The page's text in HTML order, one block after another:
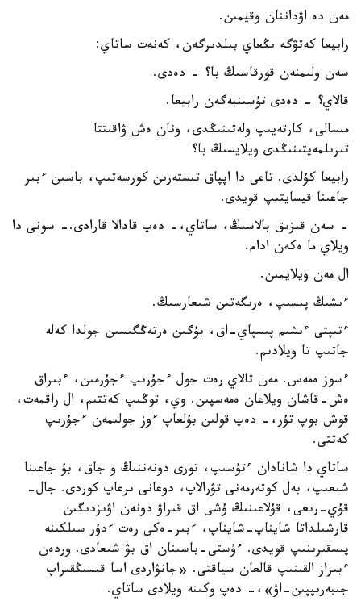
مەن دە اۋداننان وقيمىن.
رابيعا كەتۋگە ىڭعاي بىلدىرگەن، كەنەت ساتاي:
سەن ولىمنەن قورقاسىڭ با؟ - دەدى.
قالاي؟ - دەدى تۇسىنبەگەن رابيعا.
مىسالى، كارتەيىپ ولەتىنىڭدى، ونان ەش ۋاقىتتا
تىرىلمەيتىنىڭدى ويلايسىڭ با؟
رابيعا كۇلدى. تاعى دا اپپاق تىستەرىن كورسەتىپ، باسىن ءبىر
جاعىنا قيسايتىپ قويدى.
- سەن قىزىق بالاسىڭ، ساتاي،- دەپ قادالا قارادى.- سونى دا
ويلاي ما ەكەن ادام.
ال مەن ويلايمىن.
ءىشىڭ پىسىپ، ەرىگەتىن شىعارسىڭ.
ءتىپتى ءىشىم پىسپاي-اق، بۇگىن ەرتەڭگىسىن جولدا كەلە
جاتىپ تا ويلادىم.
ءسوز ەمەس. مەن تالاي رەت جول ءجۇرىپ ءجۇرمىن، ءبىراق
ەش-قاشان ويلاعان ەمەسپىن. وي، توڭىپ كەتتىم، ال راقمەت،
قوش بوپ تۇر،- دەپ قولىن بۇلعاپ ءوز جولىمەن ءجۇرىپ
كەتتى.
ساتاي دا شانادان ءتۇسىپ، تورى دونەننىڭ و جاق، بۇ جاعىنا
شىعىپ، بەل كوتەرمەنى تۋرالاپ، دوعانى ىرعاپ كوردى. جال-
قۇي-رىعى، قۇلاعىنىڭ ۇشى اق قىراۋ دونەن اۋىزدىگىن
قارشىلداتا شايناپ-شايناپ، ءبىر-ەكى رەت ءدۇر سىلكىنە
پىسقىرىنىپ قويدى. ءۇستى-باسىنان اق بۋ شىعادى. وردەن
ءبىراز القىنىپ قالعان سياقتى. «جانۋاردى اسا قىسىڭقىراپ
جىبەرىپپىن-اۋ»،- دەپ وكىنە ويلادى ساتاي.